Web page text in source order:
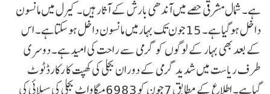
ہے۔ شمال مشرقی حصے میں آندھی بارش کے آثارہیں۔ کیرل میں مانسون
داخل ہوگیاہے۔ 15جون تک بہارمیں مانسون داخل ہوسکتاہے۔ اس
کے بعدبھی بہار کے لوگوں کو گرمی سے راحت کی امیدہے۔ دوسری
طرف ریاست میں شدید گرمی کے دوران بجلی کی کھپت کا رکارڈ ٹوٹ
گیاہے۔ اطلاع کے مطابق 7جون کو 6983میگاواٹ بجلی کی سپلائی کی